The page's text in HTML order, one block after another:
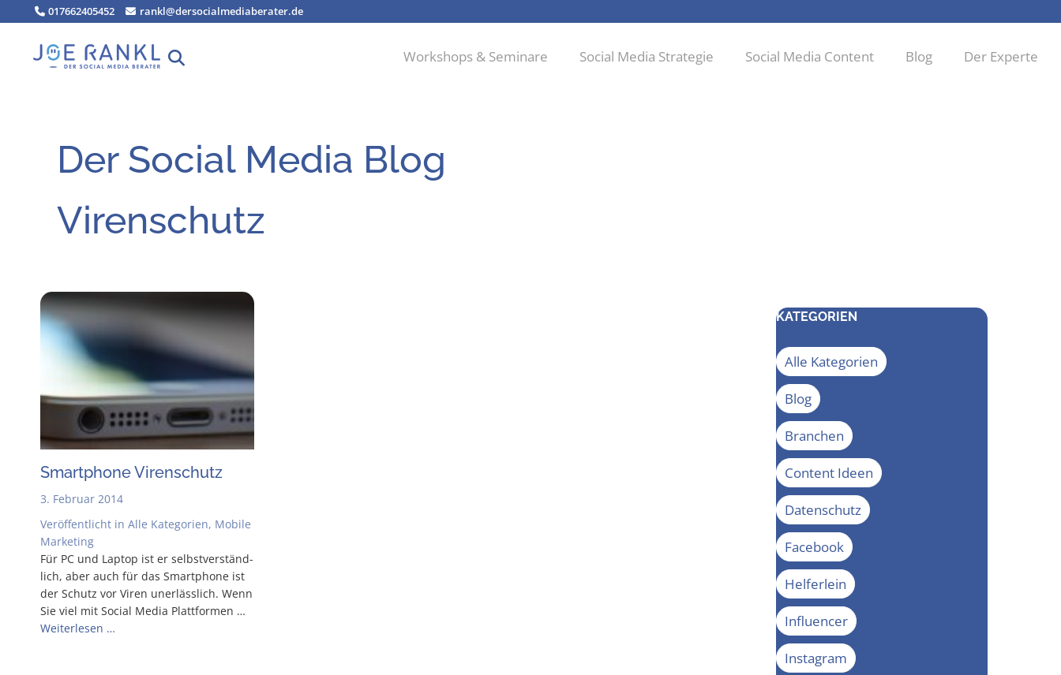
Inhalt
springen
017662405452 rankl@dersocialmediaberater.de
Workshops & Seminare Social Media Strategie Social Media Content Blog Der Experte
Der Social Media Blog
Virenschutz
Smart­phone Virenschutz
3. Februar 2014
Veröffentlicht in Alle Kategorien, Mobile
Marketing
Für PC und Lap­top ist er selbst­ver­ständ­
lich, aber auch für das Smart­phone ist
der Schutz vor Viren uner­läss­lich. Wenn
Sie viel mit Social Media Platt­for­men …
Wei­ter­le­sen …
KATEGORIEN
Alle Kategorien
Blog
Branchen
Content Ideen
Datenschutz
Facebook
Helferlein
Influencer
Instagram